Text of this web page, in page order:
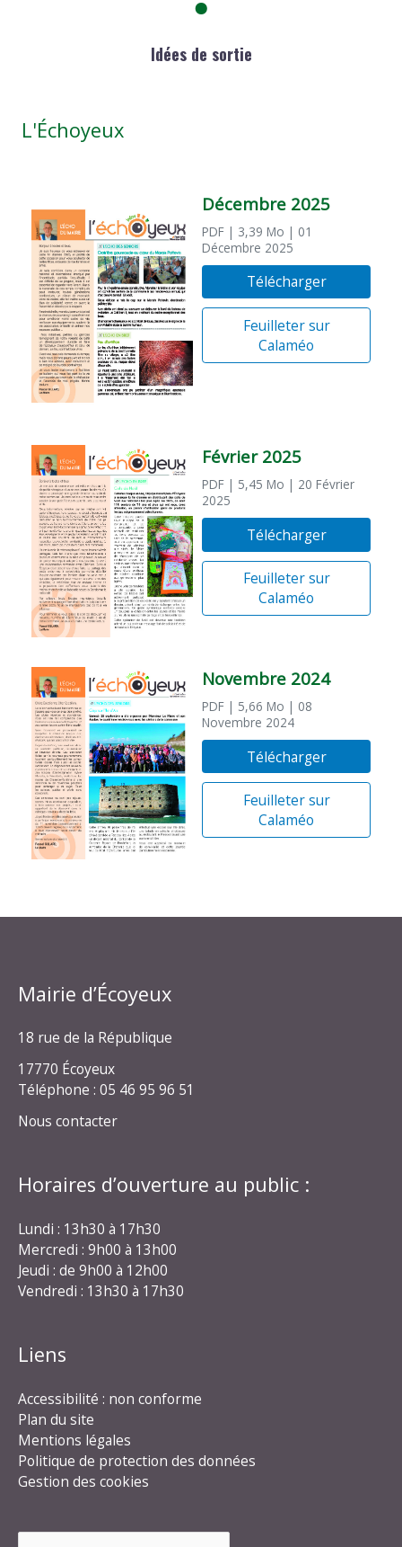
Idées de sortie
L'Échoyeux
Décembre 2025
PDF | 3,39 Mo | 01
Décembre 2025
Télécharger
Feuilleter sur
Calaméo
Février 2025
PDF | 5,45 Mo | 20 Février
2025
Télécharger
Feuilleter sur
Calaméo
Novembre 2024
PDF | 5,66 Mo | 08
Novembre 2024
Télécharger
Feuilleter sur
Calaméo
Mairie d’Écoyeux
18 rue de la République
17770 Écoyeux
Téléphone : 05 46 95 96 51
Nous contacter
Horaires d’ouverture au public :
Lundi : 13h30 à 17h30
Mercredi : 9h00 à 13h00
Jeudi : de 9h00 à 12h00
Vendredi : 13h30 à 17h30
Liens
Accessibilité : non conforme
Plan du site
Mentions légales
Politique de protection des données
Gestion des cookies